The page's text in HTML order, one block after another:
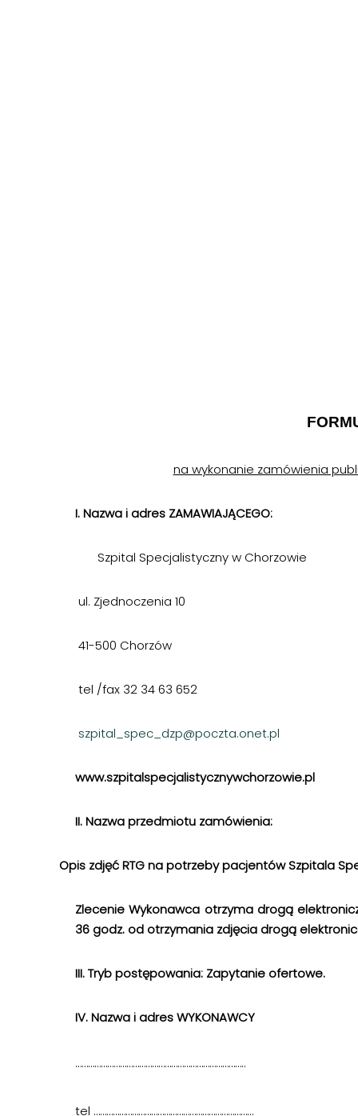
na wykonanie zamówienia
I. Nazwa i adres ZAMAWIAJĄCEGO:
Szpital Specjalistyczny w Chorzowie
ul. Zjednoczenia 10
41-500 Chorzów
tel /fax 32 34 63 652
szpital_spec_dzp@poczta.onet.pl
www.szpitalspecjalistycznywchorzowie.pl
II. Nazwa przedmiotu zamówienia:
Opis zdjęć RTG na potrzeby pacjentów Szpitala
Zlecenie Wykonawca otrzyma drogą
36 godz. od otrzymania zdjęcia drogą
III. Tryb postępowania: Zapytanie ofertowe.
IV. Nazwa i adres WYKONAWCY
……………………………………………………………………..
tel …………………………………………………………………